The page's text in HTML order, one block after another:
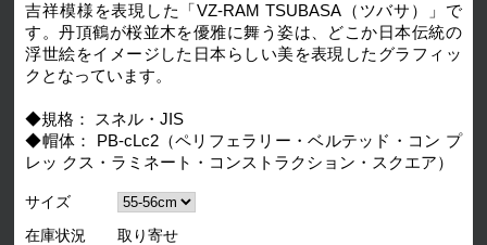
吉祥模様を表現した「VZ-RAM TSUBASA（ツバサ）」で
す。丹頂鶴が桜並木を優雅に舞う姿は、どこか日本伝統の
浮世絵をイメージした日本らしい美を表現したグラフィッ
クとなっています。
◆規格： スネル・JIS
◆帽体： PB-cLc2（ペリフェラリー・ベルテッド・コン プ
レッ クス・ラミネート・コンストラクション・スクエア）
サイズ
在庫状況
取り寄せ